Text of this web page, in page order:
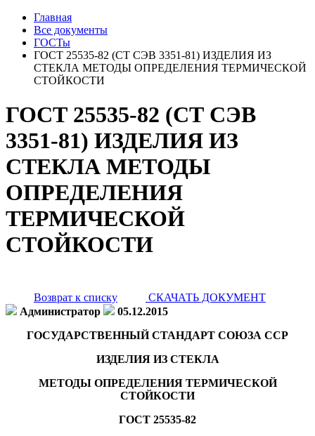
Главная
Все документы
ГОСТы
ГОСТ 25535-82 (СТ СЭВ 3351-81) ИЗДЕЛИЯ ИЗ
СТЕКЛА МЕТОДЫ ОПРЕДЕЛЕНИЯ ТЕРМИЧЕСКОЙ
СТОЙКОСТИ
ГОСТ 25535-82 (СТ СЭВ
3351-81) ИЗДЕЛИЯ ИЗ
СТЕКЛА МЕТОДЫ
ОПРЕДЕЛЕНИЯ
ТЕРМИЧЕСКОЙ
СТОЙКОСТИ
Возврат к списку
СКАЧАТЬ ДОКУМЕНТ
Администратор
05.12.2015
ГОСУДАРСТВЕННЫЙ СТАНДАРТ СОЮЗА ССР
ИЗДЕЛИЯ ИЗ СТЕКЛА
МЕТОДЫ ОПРЕДЕЛЕНИЯ ТЕРМИЧЕСКОЙ
СТОЙКОСТИ
ГОСТ 25535-82